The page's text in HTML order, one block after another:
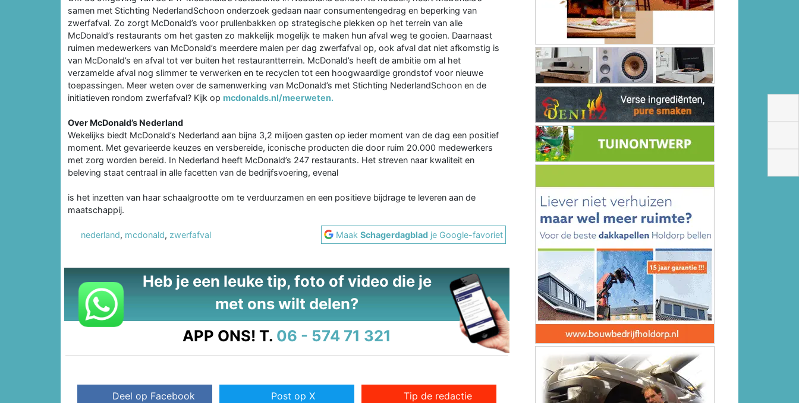
samen met Stichting NederlandSchoon onderzoek gedaan naar consumentengedrag en beperking van
zwerfafval. Zo zorgt McDonald’s voor prullenbakken op strategische plekken op het terrein van alle
McDonald’s restaurants om het gasten zo makkelijk mogelijk te maken hun afval weg te gooien. Daarnaast
ruimen medewerkers van McDonald’s meerdere malen per dag zwerfafval op, ook afval dat niet afkomstig is
van McDonald’s en afval tot ver buiten het restaurantterrein. McDonald’s heeft de ambitie om al het
verzamelde afval nog slimmer te verwerken en te recyclen tot een hoogwaardige grondstof voor nieuwe
toepassingen. Meer weten over de samenwerking van McDonald’s met Stichting NederlandSchoon en de
initiatieven rondom zwerfafval? Kijk op mcdonalds.nl/meerweten.
Over McDonald’s Nederland
Wekelijks biedt McDonald’s Nederland aan bijna 3,2 miljoen gasten op ieder moment van de dag een positief
moment. Met gevarieerde keuzes en versbereide, iconische producten die door ruim 20.000 medewerkers
met zorg worden bereid. In Nederland heeft McDonald’s 247 restaurants. Het streven naar kwaliteit en
beleving staat centraal in alle facetten van de bedrijfsvoering, evenal
is het inzetten van haar schaalgrootte om te verduurzamen en een positieve bijdrage te leveren aan de
maatschappij.
nederland, mcdonald, zwerfafval MaakSchagerdagblad je Google-favoriet
Heb je een leuke tip, foto of video die je
met ons wilt delen?
APP ONS! T. 06 - 574 71 321
Deel op Facebook Post op X Tip de redactie